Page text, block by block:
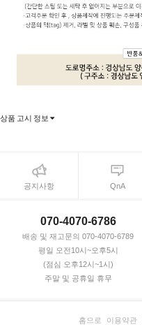
상품 고시 정보
공지사항 QnA
070-4070-6786
배송 및 재고문의 070-4070-6789
평일 오전10시~오후5시
(점심 오후12시~1시)
주말 및 공휴일 휴무
홈으로 이용약관